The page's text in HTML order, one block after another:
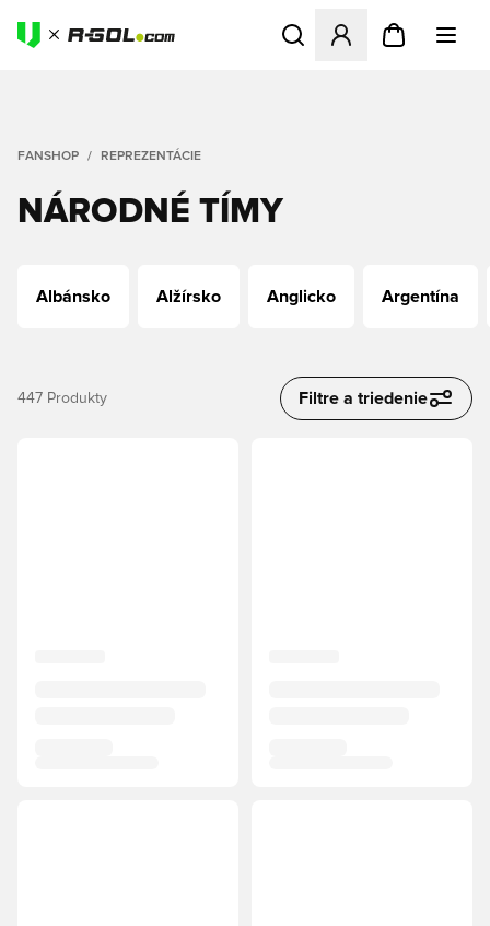
Otvorí modál na
FANSHOP REPREZENTÁCIE
NÁRODNÉ TÍMY
Albánsko Alžírsko Anglicko Argentína
447 Produkty Filtre a triedenie